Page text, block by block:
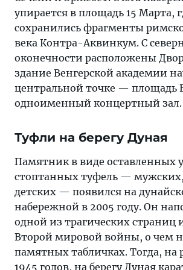
упирается в площадь 15 Марта,
сохранились фрагменты
века Контра-Аквинкум. С
оконечности расположены
здание Венгерской академии
центральной точке — площадь
одноименный концертный зал.
Туфли на берегу Дуная
Памятник в виде оставленных
стоптанных туфель —
детских — появился на
набережной в 2005 году. Он
одной из трагических страниц
Второй мировой войны, о чем
памятных табличках. Тогда, на
1945 годов, на берегу Дуная